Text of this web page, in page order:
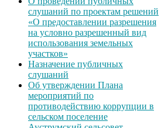
слушаний по проектам решений
«О предоставлении разрешения
на условно разрешенный вид
использования земельных
участков»
Назначение публичных
слушаний
Об утверждении Плана
мероприятий по
противодействию коррупции в
сельском поселение